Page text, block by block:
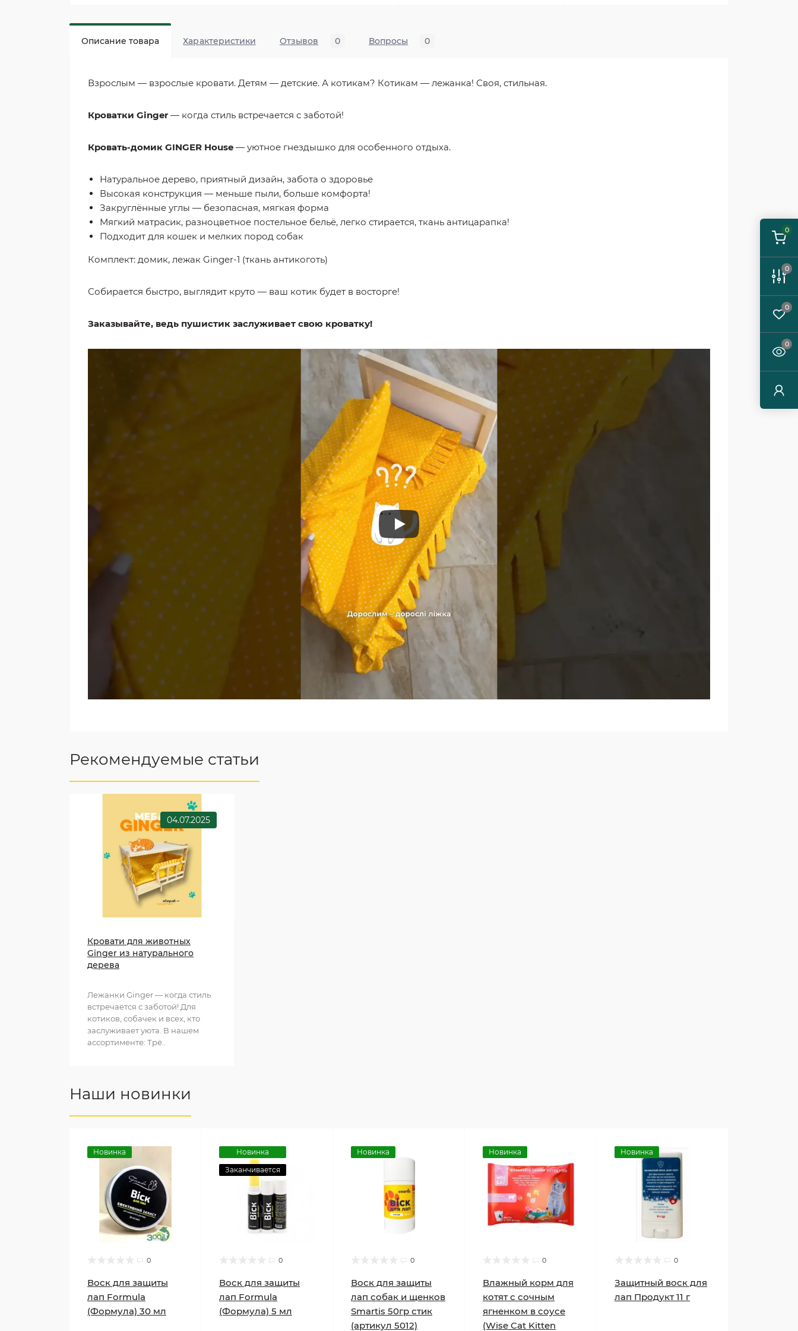
0
0
0
0
Описание товара Характеристики Отзывов 0 Вопросы 0
Взрослым — взрослые кровати. Детям — детские. А котикам? Котикам — лежанка! Своя, стильная.
Кроватки Ginger — когда стиль встречается с заботой!
Кровать-домик GINGER House — уютное гнездышко для особенного отдыха.
Натуральное дерево, приятный дизайн, забота о здоровье
Высокая конструкция — меньше пыли, больше комфорта!
Закруглённые углы — безопасная, мягкая форма
Мягкий матрасик, разноцветное постельное бельё, легко стирается, ткань антицарапка!
Подходит для кошек и мелких пород собак
Комплект: домик, лежак Ginger-1 (ткань антикоготь)
Собирается быстро, выглядит круто — ваш котик будет в восторге!
Заказывайте, ведь пушистик заслуживает свою кроватку!
Рекомендуемые статьи
04.07.2025
Кровати для животных
Ginger из натурального
дерева
Лежанки Ginger — когда стиль
встречается с заботой! Для
котиков, собачек и всех, кто
заслуживает уюта. В нашем
ассортименте: Трё..
Наши новинки
Новинка
0
Воск для защиты
лап Formula
(Формула) 30 мл
Новинка
Заканчивается
0
Воск для защиты
лап Formula
(Формула) 5 мл
Новинка
0
Воск для защиты
лап собак и щенков
Smartis 50гр стик
(артикул 5012)
Новинка
0
Влажный корм для
котят с сочным
ягненком в соусе
(Wise Cat Kitten
Новинка
0
Защитный воск для
лап Продукт 11 г